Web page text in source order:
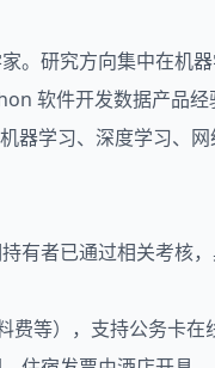
。研究方向集中在机
软件开发数据产品
器学习、深度学习、
有者已通过相关考核
等），支持公务卡